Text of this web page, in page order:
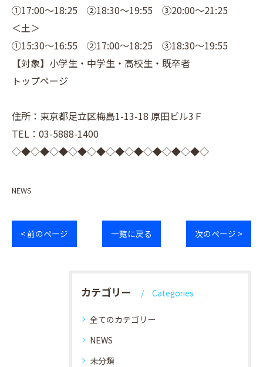
①17:00～18:25 ②18:30～19:55 ③20:00～21:25
＜土＞
①15:30～16:55 ②17:00～18:25 ③18:30～19:55
【対象】小学生・中学生・高校生・既卒者
トップページ
住所：東京都足立区梅島1-13-18 原田ビル3Ｆ
TEL：03-5888-1400
◇◆◇◆◇◆◇◆◇◆◇◆◇◆◇◆◇◆◇◆◇
NEWS
< 前のページ 一覧に戻る 次のページ >
カテゴリー Categories
全てのカテゴリー
NEWS
未分類